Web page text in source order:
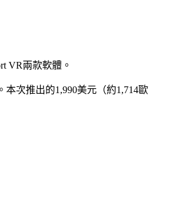
VR兩款軟體。
本次推出的1,990美元（約1,714歐